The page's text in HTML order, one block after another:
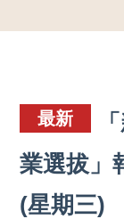
最新
業選拔」
(星期三)